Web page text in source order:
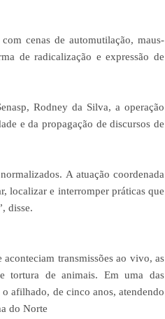
cenas de automutilação, maus-
de radicalização e expressão de
Rodney da Silva, a operação
e da propagação de discursos de
A atuação coordenada
localizar e interromper práticas que
disse.
transmissões ao vivo, as
tortura de animais. Em uma das
afilhado, de cinco anos, atendendo
do Norte